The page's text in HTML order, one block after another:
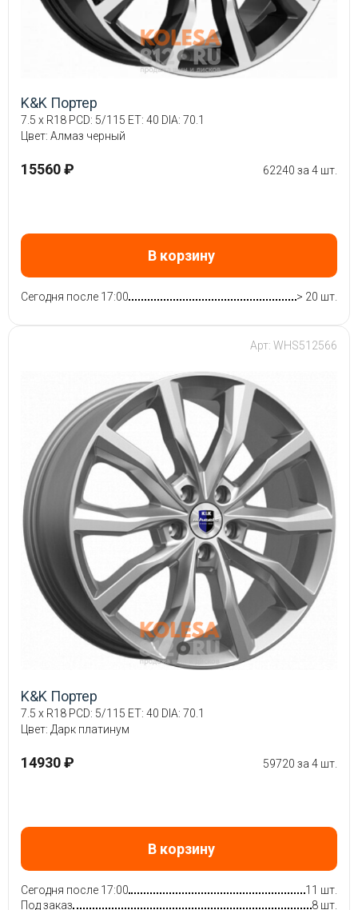
K&K Портер
7.5 x R18 PCD: 5/115 ET: 40 DIA: 70.1
Цвет: Алмаз черный
15560 ₽ 62240 за 4 шт.
В корзину
Сегодня после 17:00 > 20 шт.
Арт: WHS512566
K&K Портер
7.5 x R18 PCD: 5/115 ET: 40 DIA: 70.1
Цвет: Дарк платинум
14930 ₽ 59720 за 4 шт.
В корзину
Сегодня после 17:00
11 шт.
Под заказ
8 шт.